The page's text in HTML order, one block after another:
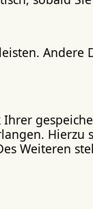
Andere
Hierzu
Weiteren